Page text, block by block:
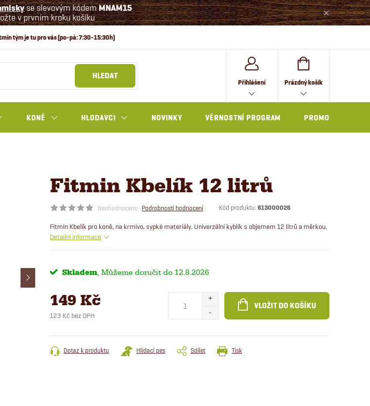
se slevovým kódemMNAM15
v prvním kroku košíku
HLEDAT
Přihlášení
NÁKUPNÍ
KOŠÍK
Prázdný košík
KONĚ HLODAVCI NOVINKY VĚRNOSTNÍ PROGRAM PROMO
Fitmin Kbelík 12 litrů
Neohodnoceno Podrobnosti hodnocení Kód produktu: 613000026
Fitmin Kbelík pro koně, na krmivo, sypké materiály. Univerzální kyblík s objemem 12 litrů a měrkou.
Detailní informace
Skladem 12.8.2026
149 Kč
123 Kč bez DPH
cena:
VLOŽIT DO KOŠÍKU
Tisk
Dotaz k produktu Hlídací pes Sdílet